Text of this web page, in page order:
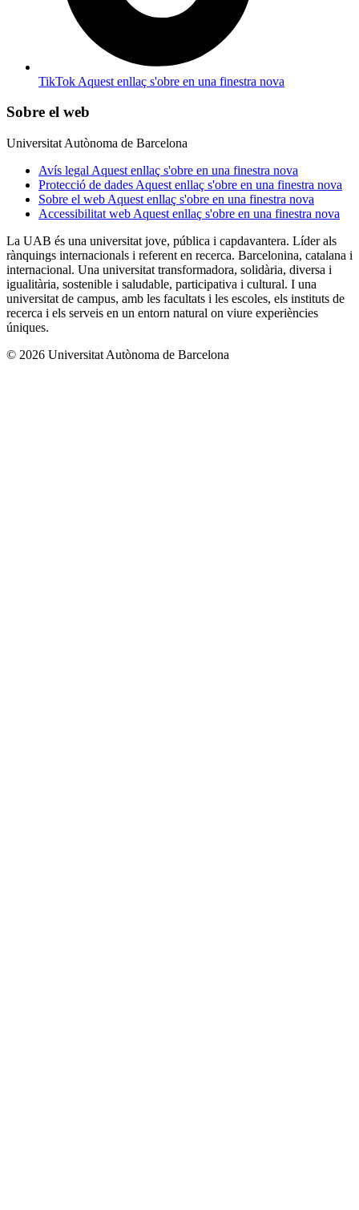
TikTok Aquest enllaç s'obre en una finestra nova
Sobre el web
Universitat Autònoma de Barcelona
Avís legal Aquest enllaç s'obre en una finestra nova
Protecció de dades Aquest enllaç s'obre en una finestra nova
Sobre el web Aquest enllaç s'obre en una finestra nova
Accessibilitat web Aquest enllaç s'obre en una finestra nova
La UAB és una universitat jove, pública i capdavantera. Líder als
rànquings internacionals i referent en recerca. Barcelonina, catalana i
internacional. Una universitat transformadora, solidària, diversa i
igualitària, sostenible i saludable, participativa i cultural. I una
universitat de campus, amb les facultats i les escoles, els instituts de
recerca i els serveis en un entorn natural on viure experiències
úniques.
© 2026 Universitat Autònoma de Barcelona